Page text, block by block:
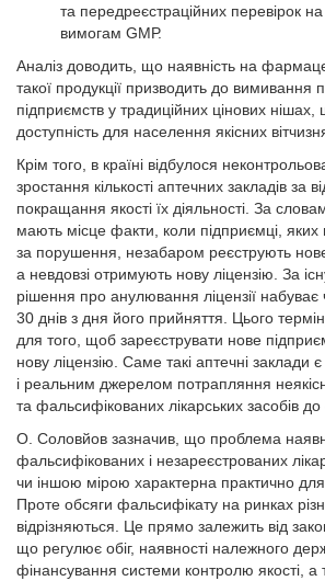
та передреєстраційних перевірок на
вимогам GMР.
Аналіз доводить, що наявність на
такої продукції призводить до вимивання
підприємств у традиційних цінових
доступність для населення якісних
Крім того, в країні відбулося
зростання кількості аптечних закладів за
покращання якості їх діяльності. За
мають місце факти, коли підприємці, яких
за порушення, незабаром реєструють
а невдовзі отримують нову ліцензію. За
рішення про анулювання ліцензії
30 днів з дня його прийняття. Цього
для того, щоб зареєструвати нове
нову ліцензію. Саме такі аптечні заклади
і реальним джерелом потрапляння
та фальсифікованих лікарських засобів до
О. Соловйов зазначив, що проблема
фальсифікованих і незареєстрованих
чи іншою мірою характерна практично для
Проте обсяги фальсифікату на ринках
відрізняються. Це прямо залежить від
що регулює обіг, наявності належного
фінансування системи контролю якості, а